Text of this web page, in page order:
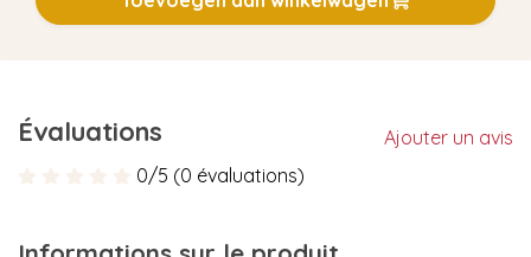
Évaluations
Ajouter un avis
0/5 (0 évaluations)